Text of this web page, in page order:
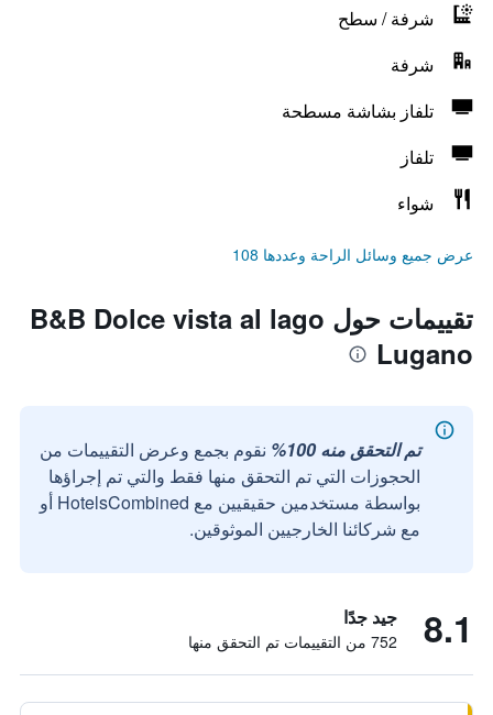
شرفة / سطح
شرفة
تلفاز بشاشة مسطحة
تلفاز
شواء
عرض جميع وسائل الراحة وعددها 108
تقييمات حول B&B Dolce vista al lago
Lugano
تم التحقق منه 100%
نقوم بجمع وعرض التقييمات من
الحجوزات التي تم التحقق منها فقط والتي تم إجراؤها
بواسطة مستخدمين حقيقيين مع HotelsCombined أو
مع شركائنا الخارجيين الموثوقين.
8.1 جيد جدًا
752 من التقييمات تم التحقق منها